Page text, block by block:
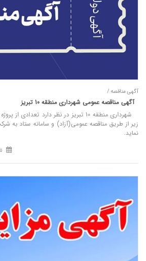
آگهی مناقصه /
آگهی مناقصه عمومی شهرداری منطقه 10 تبریز
شهرداری منطقه 10 تبریز در نظر دارد
زیر از طریق مناقصه عمومی(آزاد) و سامانه ستاد به
نماید.
05